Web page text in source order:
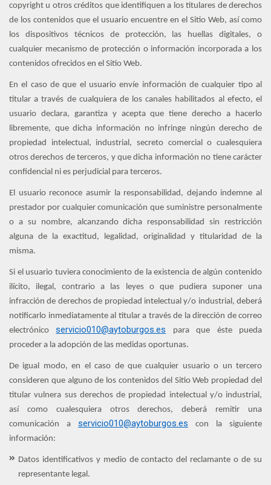
copyright u otros créditos que identifiquen a los titulares de derechos
de los contenidos que el usuario encuentre en el Sitio Web, así como
los dispositivos técnicos de protección, las huellas digitales, o
cualquier mecanismo de protección o información incorporada a los
contenidos ofrecidos en el Sitio Web.
En el caso de que el usuario envíe información de cualquier tipo al
titular a través de cualquiera de los canales habilitados al efecto, el
usuario declara, garantiza y acepta que tiene derecho a hacerlo
libremente, que dicha información no infringe ningún derecho de
propiedad intelectual, industrial, secreto comercial o cualesquiera
otros derechos de terceros, y que dicha información no tiene carácter
confidencial ni es perjudicial para terceros.
El usuario reconoce asumir la responsabilidad, dejando indemne al
prestador por cualquier comunicación que suministre personalmente
o a su nombre, alcanzando dicha responsabilidad sin restricción
alguna de la exactitud, legalidad, originalidad y titularidad de la
misma.
Si el usuario tuviera conocimiento de la existencia de algún contenido
ilícito, ilegal, contrario a las leyes o que pudiera suponer una
infracción de derechos de propiedad intelectual y/o industrial, deberá
notificarlo inmediatamente al titular a través de la dirección de correo
electrónicoservicio010@aytoburgos.es para que éste pueda
proceder a la adopción de las medidas oportunas.
De igual modo, en el caso de que cualquier usuario o un tercero
consideren que alguno de los contenidos del Sitio Web propiedad del
titular vulnera sus derechos de propiedad intelectual y/o industrial,
así como cualesquiera otros derechos, deberá remitir una
comunicación a servicio010@aytoburgos.es con la siguiente
información:
Datos identificativos y medio de contacto del reclamante o de su
representante legal.